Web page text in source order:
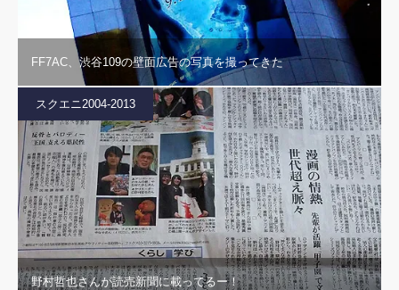
FF7AC、渋谷109の壁面広告の写真を撮ってきた
スクエニ2004-2013
野村哲也さんが読売新聞に載ってるー！